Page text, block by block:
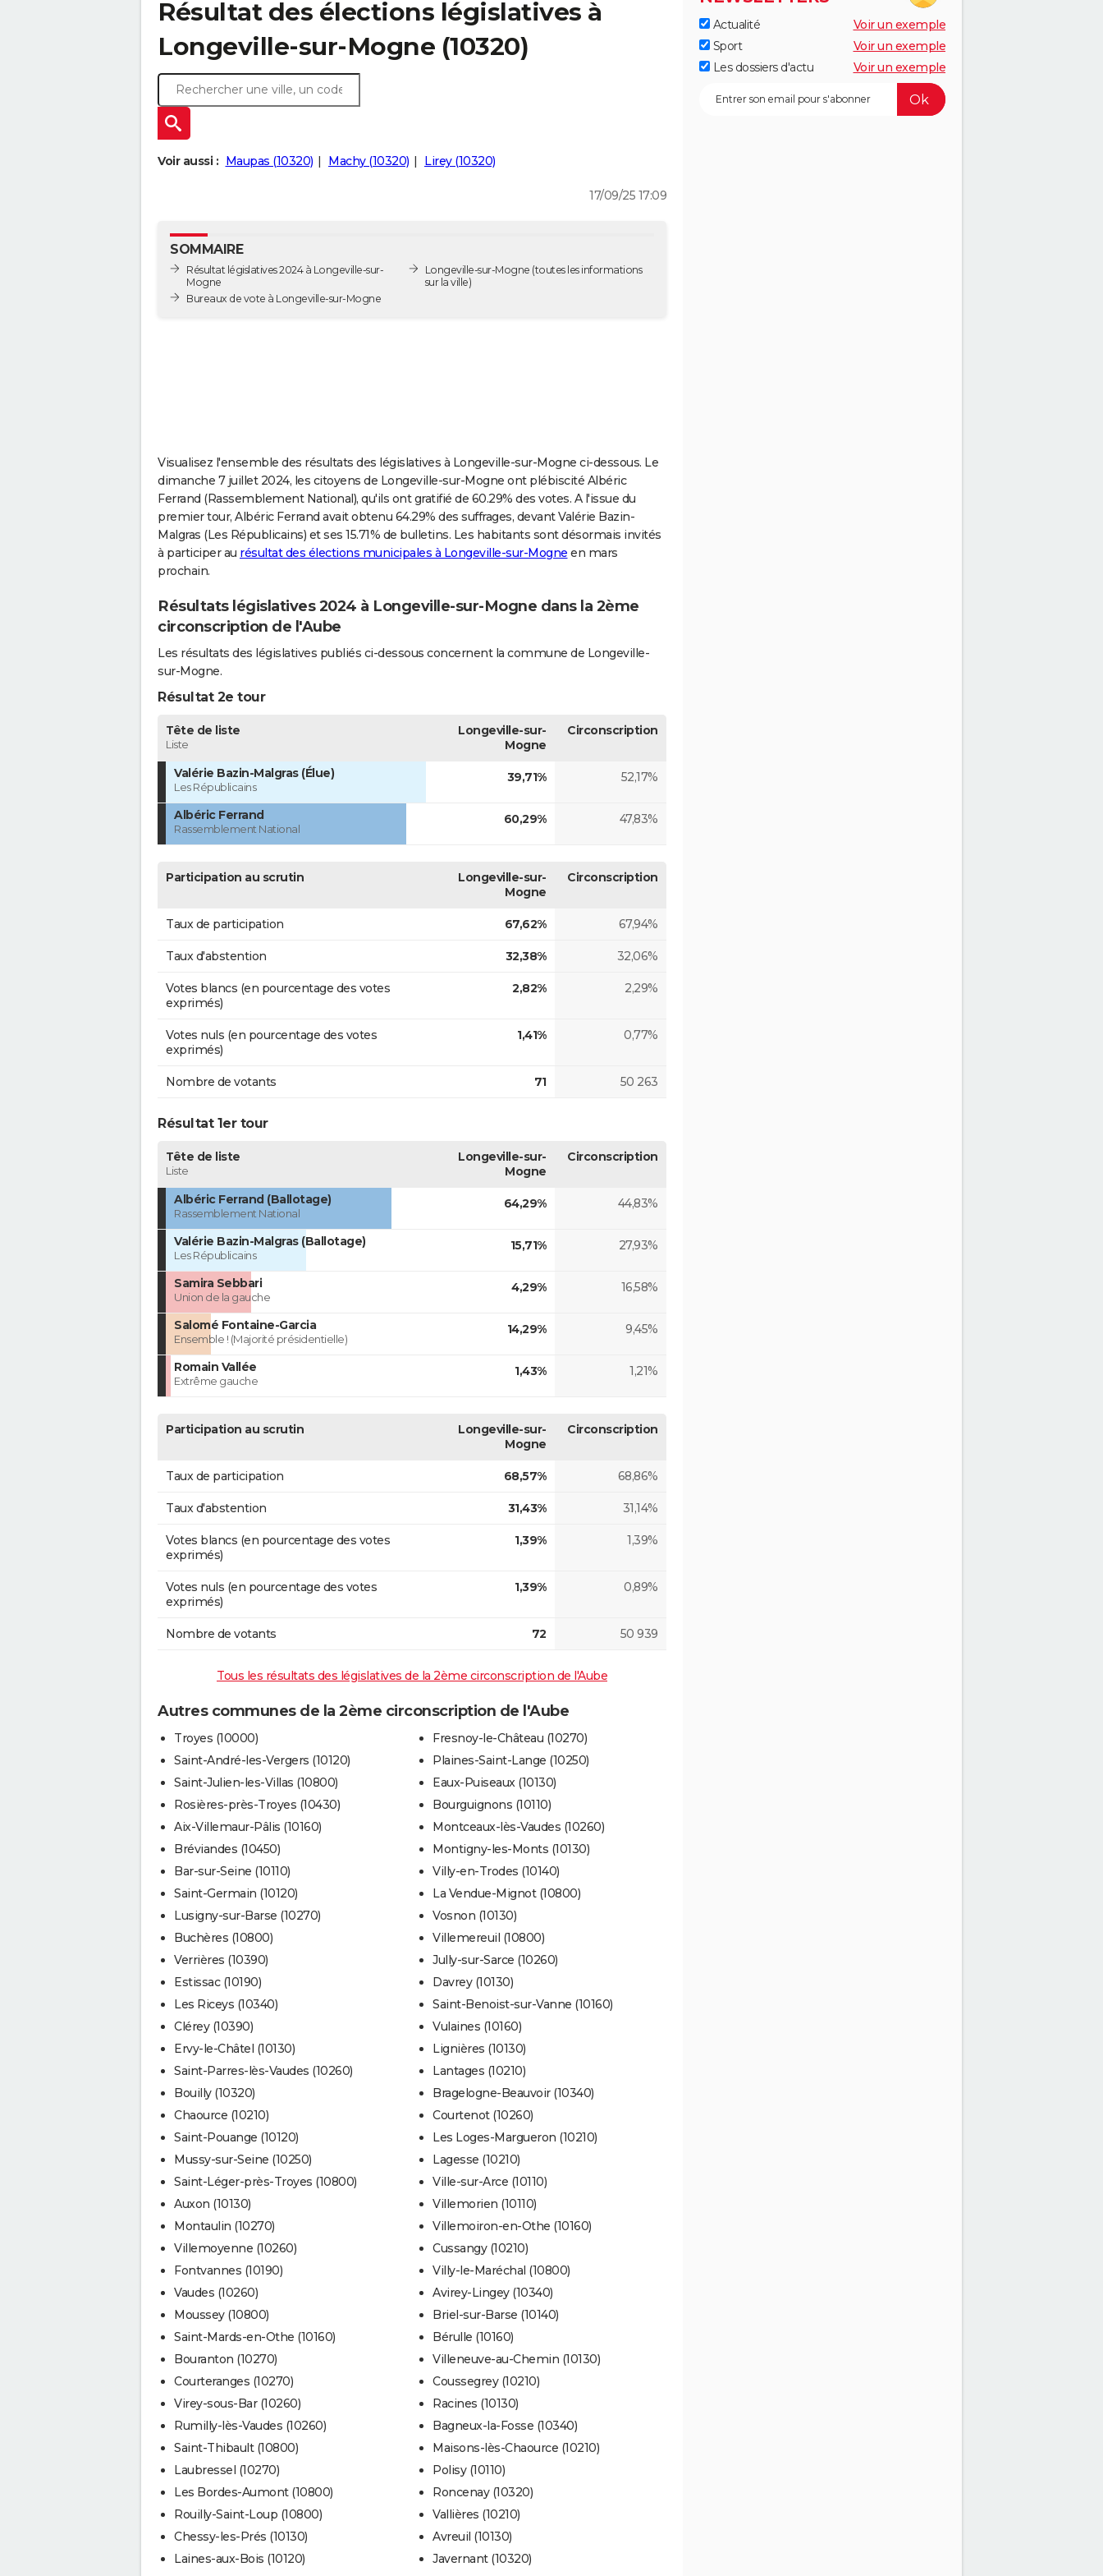
Résultat des élections législatives à
Longeville-sur-Mogne (10320)
Voir aussi : Maupas (10320) Machy (10320) Lirey (10320)
17/09/25 17:09
SOMMAIRE
Résultat législatives 2024 à Longeville-sur-
Mogne
Bureaux de vote à Longeville-sur-Mogne
Longeville-sur-Mogne (toutes les informations
sur la ville)
Visualisez l'ensemble des résultats des législatives à Longeville-sur-Mogne ci-dessous. Le
dimanche 7 juillet 2024, les citoyens de Longeville-sur-Mogne ont plébiscité Albéric
Ferrand (Rassemblement National), qu'ils ont gratifié de 60.29% des votes. A l'issue du
premier tour, Albéric Ferrand avait obtenu 64.29% des suffrages, devant Valérie Bazin-
Malgras (Les Républicains) et ses 15.71% de bulletins. Les habitants sont désormais invités
à participer au résultat des élections municipales à Longeville-sur-Mogne en mars
prochain.
Résultats législatives 2024 à Longeville-sur-Mogne dans la 2ème
circonscription de l'Aube
Les résultats des législatives publiés ci-dessous concernent la commune de Longeville-
sur-Mogne.
Résultat 2e tour
Tête de liste
Liste
Longeville-sur-
Mogne
Circonscription
Valérie Bazin-Malgras (Élue)
Les Républicains
39,71% 52,17%
Albéric Ferrand
Rassemblement National
60,29% 47,83%
Participation au scrutin
Longeville-sur-
Mogne
Circonscription
Taux de participation 67,62% 67,94%
Taux d'abstention 32,38% 32,06%
Votes blancs (en pourcentage des votes
exprimés)
2,82% 2,29%
Votes nuls (en pourcentage des votes
exprimés)
1,41% 0,77%
Nombre de votants 71 50 263
Résultat 1er tour
Tête de liste
Liste
Longeville-sur-
Mogne
Circonscription
Albéric Ferrand (Ballotage)
Rassemblement National
64,29% 44,83%
Valérie Bazin-Malgras (Ballotage)
Les Républicains
15,71% 27,93%
Samira Sebbari
Union de la gauche
4,29% 16,58%
Salomé Fontaine-Garcia
Ensemble ! (Majorité présidentielle)
14,29% 9,45%
Romain Vallée
Extrême gauche
1,43% 1,21%
Participation au scrutin
Longeville-sur-
Mogne
Circonscription
Taux de participation 68,57% 68,86%
Taux d'abstention 31,43% 31,14%
Votes blancs (en pourcentage des votes
exprimés)
1,39% 1,39%
Votes nuls (en pourcentage des votes
exprimés)
1,39% 0,89%
Nombre de votants 72 50 939
Tous les résultats des législatives de la 2ème circonscription de l'Aube
Autres communes de la 2ème circonscription de l'Aube
Troyes (10000)
Saint-André-les-Vergers (10120)
Saint-Julien-les-Villas (10800)
Rosières-près-Troyes (10430)
Aix-Villemaur-Pâlis (10160)
Bréviandes (10450)
Bar-sur-Seine (10110)
Saint-Germain (10120)
Lusigny-sur-Barse (10270)
Buchères (10800)
Verrières (10390)
Estissac (10190)
Les Riceys (10340)
Clérey (10390)
Ervy-le-Châtel (10130)
Saint-Parres-lès-Vaudes (10260)
Bouilly (10320)
Chaource (10210)
Saint-Pouange (10120)
Mussy-sur-Seine (10250)
Saint-Léger-près-Troyes (10800)
Auxon (10130)
Montaulin (10270)
Villemoyenne (10260)
Fontvannes (10190)
Vaudes (10260)
Moussey (10800)
Saint-Mards-en-Othe (10160)
Bouranton (10270)
Courteranges (10270)
Virey-sous-Bar (10260)
Rumilly-lès-Vaudes (10260)
Saint-Thibault (10800)
Laubressel (10270)
Les Bordes-Aumont (10800)
Rouilly-Saint-Loup (10800)
Chessy-les-Prés (10130)
Laines-aux-Bois (10120)
Fresnoy-le-Château (10270)
Plaines-Saint-Lange (10250)
Eaux-Puiseaux (10130)
Bourguignons (10110)
Montceaux-lès-Vaudes (10260)
Montigny-les-Monts (10130)
Villy-en-Trodes (10140)
La Vendue-Mignot (10800)
Vosnon (10130)
Villemereuil (10800)
Jully-sur-Sarce (10260)
Davrey (10130)
Saint-Benoist-sur-Vanne (10160)
Vulaines (10160)
Lignières (10130)
Lantages (10210)
Bragelogne-Beauvoir (10340)
Courtenot (10260)
Les Loges-Margueron (10210)
Lagesse (10210)
Ville-sur-Arce (10110)
Villemorien (10110)
Villemoiron-en-Othe (10160)
Cussangy (10210)
Villy-le-Maréchal (10800)
Avirey-Lingey (10340)
Briel-sur-Barse (10140)
Bérulle (10160)
Villeneuve-au-Chemin (10130)
Coussegrey (10210)
Racines (10130)
Bagneux-la-Fosse (10340)
Maisons-lès-Chaource (10210)
Polisy (10110)
Roncenay (10320)
Vallières (10210)
Avreuil (10130)
Javernant (10320)
Actualité
Voir un exemple
Sport
Voir un exemple
Les dossiers d'actu
Voir un exemple